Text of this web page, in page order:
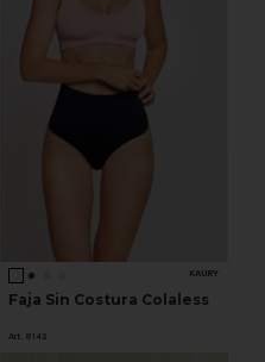
KAURY
Faja Sin Costura Colaless
Art. 8143